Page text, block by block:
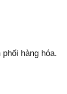
hàng hóa.